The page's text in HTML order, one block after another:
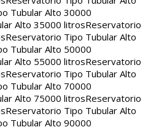
Tubular Alto 30000
Alto 35000 litrosReservatorio
Reservatorio Tipo Tubular Alto
Tubular Alto 50000
Alto 55000 litrosReservatorio
Reservatorio Tipo Tubular Alto
Tubular Alto 70000
Alto 75000 litrosReservatorio
Reservatorio Tipo Tubular Alto
Tubular Alto 90000